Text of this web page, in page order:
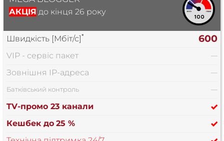
АКЦІЯ до кінця 26 року
Швидкість [Мбіт/с]* 600
VIP - сервіс пакет —
Зовнішня IP-адреса —
Батківський контроль —
TV-промо 23 канали
Кешбек до 25 %